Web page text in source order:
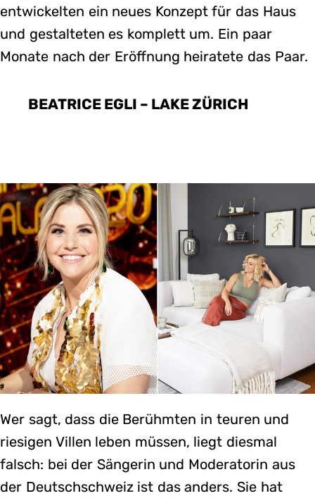
entwickelten ein neues Konzept für das Haus
und gestalteten es komplett um. Ein paar
Monate nach der Eröffnung heiratete das Paar.
BEATRICE EGLI – LAKE ZÜRICH
Wer sagt, dass die Berühmten in teuren und
riesigen Villen leben müssen, liegt diesmal
falsch: bei der Sängerin und Moderatorin aus
der Deutschschweiz ist das anders. Sie hat